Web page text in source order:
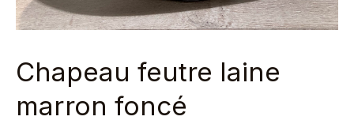
Chapeau feutre laine
marron foncé